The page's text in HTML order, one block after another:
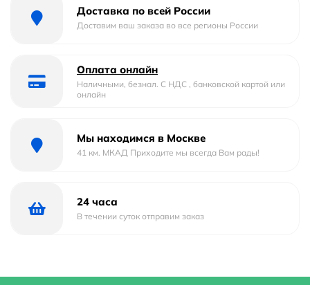
Отверстие под смеситель
Отверстие под перелив : Да
накладная, подвесная, с пьедесталом, с
Форма овальная
Страна бренда Италия
Доставка по всей России
Доставим ваш заказа во все регионы России
Оплата онлайн
Наличными, безнал. С НДС , банковской картой или
онлайн
Мы находимся в Москве
41 км. МКАД Приходите мы всегда Вам рады!
24 часа
В течении суток отправим заказ